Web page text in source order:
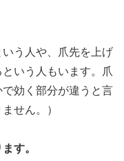
いう人や、爪先を上げ
いう人もいます。爪
効く部分が違うと言
せん。）
す。